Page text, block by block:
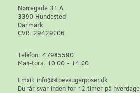
Nørregade 31 A
3390 Hundested
Danmark
CVR: 29429006
Telefon: 47985590
Man-tors. 10.00 - 14.00
Email: info@stoevsugerposer.dk
Du får svar inden for 12 timer på hverdage